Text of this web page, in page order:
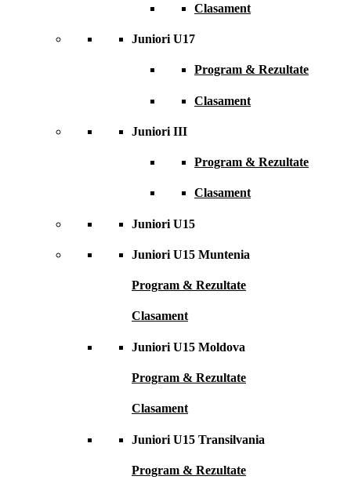
Clasament
Juniori U17
Program & Rezultate
Clasament
Juniori III
Program & Rezultate
Clasament
Juniori U15
Juniori U15 Muntenia
Program & Rezultate
Clasament
Juniori U15 Moldova
Program & Rezultate
Clasament
Juniori U15 Transilvania
Program & Rezultate